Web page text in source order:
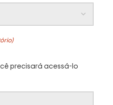
precisará acessá-lo